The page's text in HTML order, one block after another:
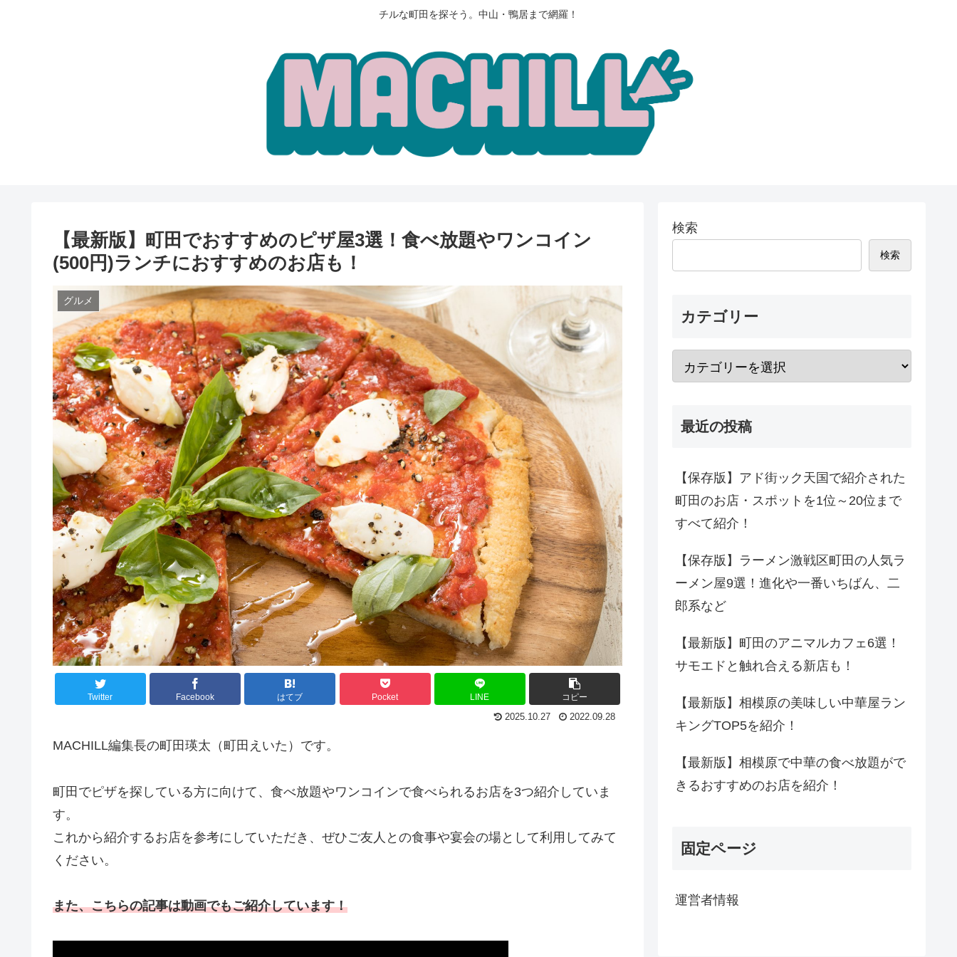
チルな町田を探そう。中山・鴨居まで網羅！
【最新版】町田でおすすめのピザ屋3選！食べ放題やワンコイン
(500円)ランチにおすすめのお店も！
グルメ
Twitter Facebook はてブ Pocket LINE コピー
2025.10.27 2022.09.28
MACHILL編集長の町田瑛太（町田えいた）です。
町田でピザを探している方に向けて、食べ放題やワンコインで食べられるお店を3つ紹介していま
す。
これから紹介するお店を参考にしていただき、ぜひご友人との食事や宴会の場として利用してみて
ください。
また、こちらの記事は動画でもご紹介しています！
検索
検索
カテゴリー
最近の投稿
【保存版】アド街ック天国で紹介された
町田のお店・スポットを1位～20位まで
すべて紹介！
【保存版】ラーメン激戦区町田の人気ラ
ーメン屋9選！進化や一番いちばん、二
郎系など
【最新版】町田のアニマルカフェ6選！
サモエドと触れ合える新店も！
【最新版】相模原の美味しい中華屋ラン
キングTOP5を紹介！
【最新版】相模原で中華の食べ放題がで
きるおすすめのお店を紹介！
固定ページ
運営者情報